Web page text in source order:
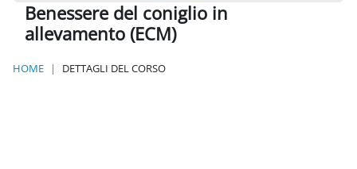
Benessere del coniglio in
allevamento (ECM)
HOME DETTAGLI DEL CORSO